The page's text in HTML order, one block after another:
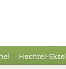
Hechtel-